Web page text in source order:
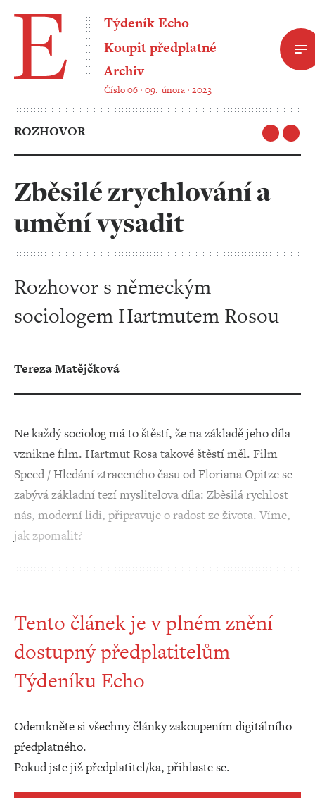
Týdeník Echo
Koupit předplatné
Archiv
Číslo 06 ‧ 09. února ‧ 2023
ROZHOVOR
Zběsilé zrychlování a
umění vysadit
Rozhovor s německým
sociologem Hartmutem Rosou
Tereza Matějčková
Ne každý sociolog má to štěstí, že na základě jeho díla
vznikne film. Hartmut Rosa takové štěstí měl. Film
Speed / Hledání ztraceného času od Floriana Opitze se
zabývá základní tezí myslitelova díla: Zběsilá rychlost
nás, moderní lidi, připravuje o radost ze života. Víme,
jak zpomalit?
Tento článek je v plném znění
dostupný předplatitelům
Týdeníku Echo
Odemkněte si všechny články zakoupením digitálního
předplatného.
Pokud jste již předplatitel/ka, přihlaste se.